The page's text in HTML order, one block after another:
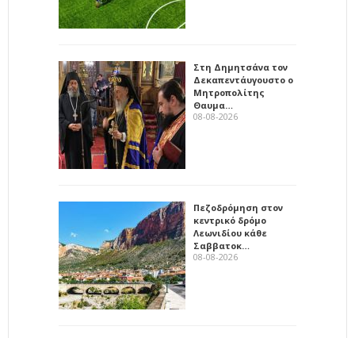
Στη Δημητσάνα τον
Δεκαπεντάυγουστο ο
Μητροπολίτης
Θαυμα…
08-08-2026
Πεζοδρόμηση στον
κεντρικό δρόμο
Λεωνιδίου κάθε
Σαββατοκ…
08-08-2026